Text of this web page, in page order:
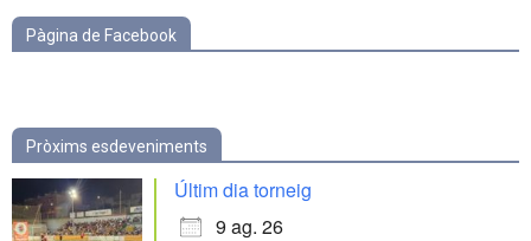
Pàgina de Facebook
Pròxims esdeveniments
Últim dia torneig
9 ag. 26